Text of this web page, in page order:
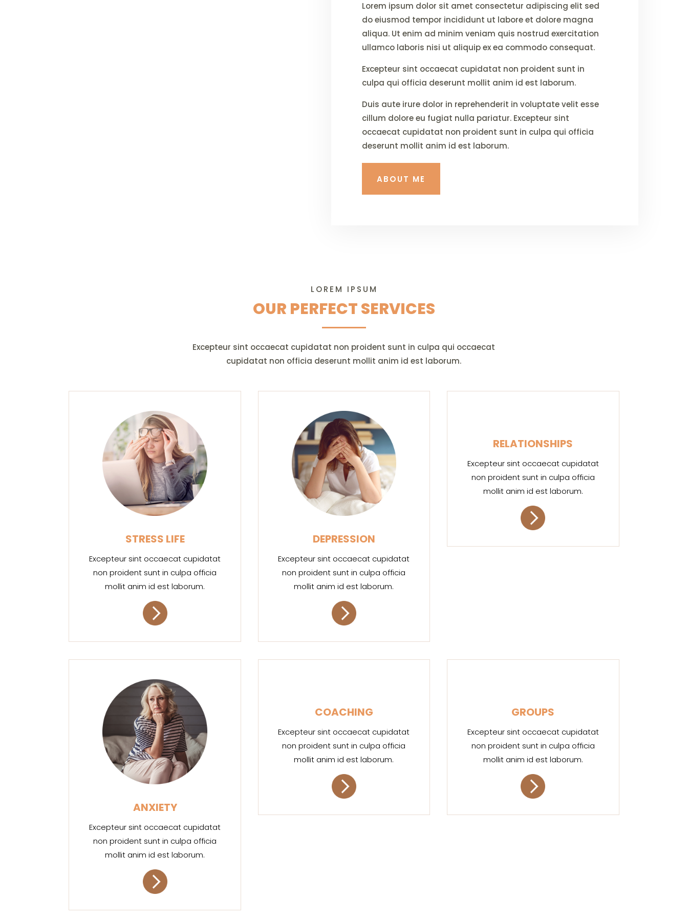
Lorem ipsum dolor sit amet consectetur adipiscing elit sed
do eiusmod tempor incididunt ut labore et dolore magna
aliqua. Ut enim ad minim veniam quis nostrud exercitation
ullamco laboris nisi ut aliquip ex ea commodo consequat.
Excepteur sint occaecat cupidatat non proident sunt in
culpa qui officia deserunt mollit anim id est laborum.
Duis aute irure dolor in reprehenderit in voluptate velit esse
cillum dolore eu fugiat nulla pariatur. Excepteur sint
occaecat cupidatat non proident sunt in culpa qui officia
deserunt mollit anim id est laborum.
ABOUT ME
LOREM IPSUM
OUR PERFECT SERVICES
Excepteur sint occaecat cupidatat non proident sunt in culpa qui occaecat
cupidatat non officia deserunt mollit anim id est laborum.
STRESS LIFE
Excepteur sint occaecat cupidatat
non proident sunt in culpa officia
mollit anim id est laborum.
DEPRESSION
Excepteur sint occaecat cupidatat
non proident sunt in culpa officia
mollit anim id est laborum.
RELATIONSHIPS
Excepteur sint occaecat cupidatat
non proident sunt in culpa officia
mollit anim id est laborum.
ANXIETY
Excepteur sint occaecat cupidatat
non proident sunt in culpa officia
mollit anim id est laborum.
COACHING
Excepteur sint occaecat cupidatat
non proident sunt in culpa officia
mollit anim id est laborum.
GROUPS
Excepteur sint occaecat cupidatat
non proident sunt in culpa officia
mollit anim id est laborum.